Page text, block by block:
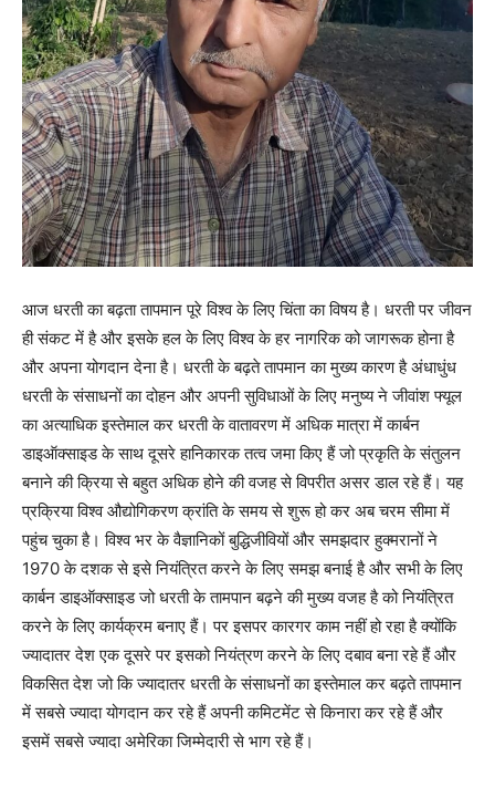
आज धरती का बढ़ता तापमान पूरे विश्व के लिए चिंता का विषय है। धरती पर जीवन
ही संकट में है और इसके हल के लिए विश्व के हर नागरिक को जागरूक होना है
और अपना योगदान देना है। धरती के बढ़ते तापमान का मुख्य कारण है अंधाधुंध
धरती के संसाधनों का दोहन और अपनी सुविधाओं के लिए मनुष्य ने जीवांश फ्यूल
का अत्याधिक इस्तेमाल कर धरती के वातावरण में अधिक मात्रा में कार्बन
डाइऑक्साइड के साथ दूसरे हानिकारक तत्व जमा किए हैं जो प्रकृति के संतुलन
बनाने की क्रिया से बहुत अधिक होने की वजह से विपरीत असर डाल रहे हैं। यह
प्रक्रिया विश्व औद्योगिकरण क्रांति के समय से शुरू हो कर अब चरम सीमा में
पहुंच चुका है। विश्व भर के वैज्ञानिकों बुद्धिजीवियों और समझदार हुक्मरानों ने
1970 के दशक से इसे नियंत्रित करने के लिए समझ बनाई है और सभी के लिए
कार्बन डाइऑक्साइड जो धरती के तामपान बढ़ने की मुख्य वजह है को नियंत्रित
करने के लिए कार्यक्रम बनाए हैं। पर इसपर कारगर काम नहीं हो रहा है क्योंकि
ज्यादातर देश एक दूसरे पर इसको नियंत्रण करने के लिए दबाव बना रहे हैं और
विकसित देश जो कि ज्यादातर धरती के संसाधनों का इस्तेमाल कर बढ़ते तापमान
में सबसे ज्यादा योगदान कर रहे हैं अपनी कमिटमेंट से किनारा कर रहे हैं और
इसमें सबसे ज्यादा अमेरिका जिम्मेदारी से भाग रहे हैं।